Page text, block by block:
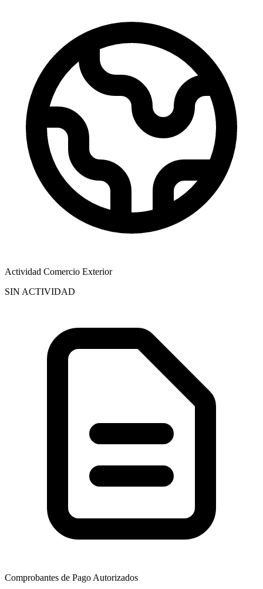
Actividad Comercio Exterior
SIN ACTIVIDAD
Comprobantes de Pago Autorizados